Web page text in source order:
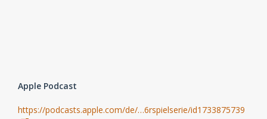
Apple Podcast
https://podcasts.apple.com/de/…6rspielserie/id1733875739